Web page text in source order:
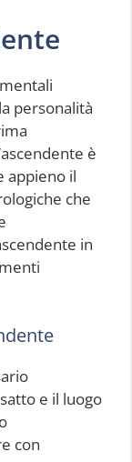
personalità
è
appieno il
che
in
e il luogo
con